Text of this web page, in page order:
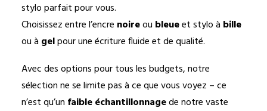
stylo parfait pour vous.
Choisissez entre l’encre noireou bleueet stylo à bille
ou à gelpour une écriture fluide et de qualité.
Avec des options pour tous les budgets, notre
sélection ne se limite pas à ce que vous voyez – ce
n’est qu’un faible échantillonnagede notre vaste